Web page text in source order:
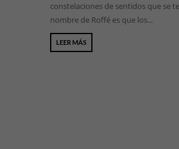
constelaciones de sentidos que se
nombre de Roffé es que los...
LEER MÁS